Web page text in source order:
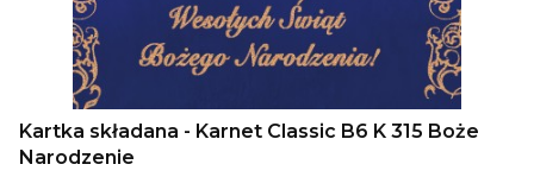
Kartka składana - Karnet Classic B6 K 315 Boże
Narodzenie